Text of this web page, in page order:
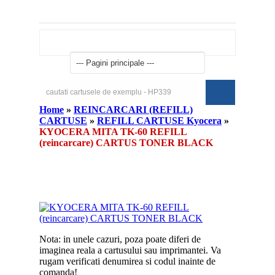
Home » REINCARCARI (REFILL)
CARTUSE » REFILL CARTUSE Kyocera »
KYOCERA MITA TK-60 REFILL
(reincarcare) CARTUS TONER BLACK
Nota: in unele cazuri, poza poate diferi de
imaginea reala a cartusului sau imprimantei. Va
rugam verificati denumirea si codul inainte de
comanda!